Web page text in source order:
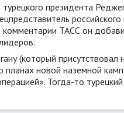
президента
ТАСС он
(который
новой наземной
Тогда-то